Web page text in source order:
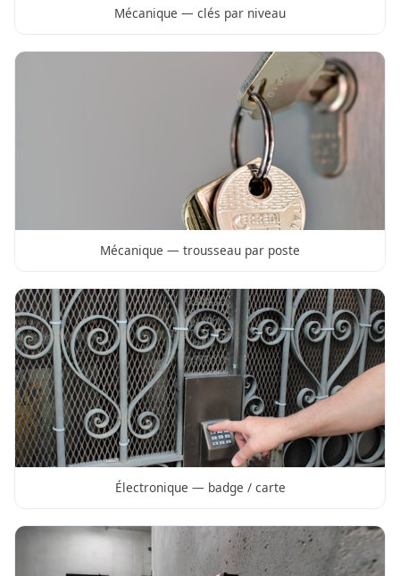
Mécanique — clés par niveau
Mécanique — trousseau par poste
Électronique — badge / carte